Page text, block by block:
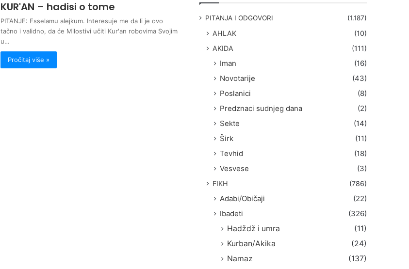
KUR'AN – hadisi o tome
PITANJE: Esselamu alejkum. Interesuje me da li je ovo
tačno i validno, da će Milostivi učiti Kur'an robovima Svojim
u…
Pročitaj više »
PITANJA I ODGOVORI (1.187)
AHLAK
(10)
AKIDA
(111)
Iman
(16)
Novotarije
(43)
Poslanici
(8)
Predznaci sudnjeg dana
(2)
Sekte
(14)
Širk
(11)
Tevhid
(18)
Vesvese
(3)
FIKH (786)
Adabi/Običaji
(22)
Ibadeti
(326)
Hadždž i umra
(11)
Kurban/Akika
(24)
Namaz
(137)